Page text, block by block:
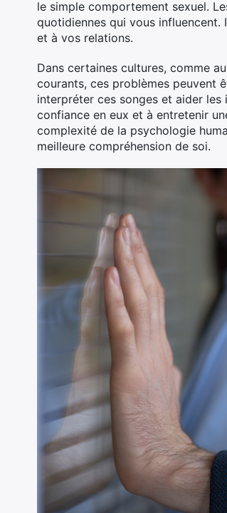
le simple comportement sexuel.
quotidiennes qui vous
et à vos relations.
Dans certaines cultures, comme
courants, ces problèmes peuvent
interpréter ces songes et aider
confiance en eux et à entretenir
complexité de la psychologie
meilleure compréhension de soi.